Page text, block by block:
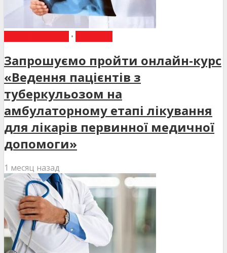
•
Запрошуємо пройти онлайн-курс
«Ведення пацієнтів з
туберкульозом на
амбулаторному етапі лікування
для лікарів первинної медичної
допомоги»
1 месяц назад